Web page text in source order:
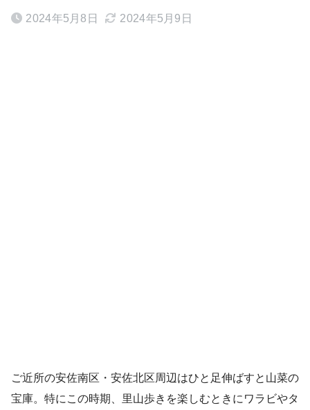
2024年5月8日 2024年5月9日
ご近所の安佐南区・安佐北区周辺はひと足伸ばすと山菜の
宝庫。特にこの時期、里山歩きを楽しむときにワラビやタ